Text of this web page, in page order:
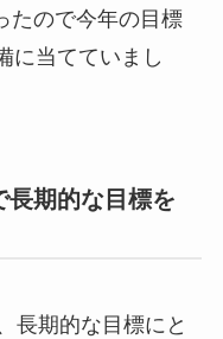
たので今年の目標
に当てていまし
長期的な目標を
長期的な目標にと